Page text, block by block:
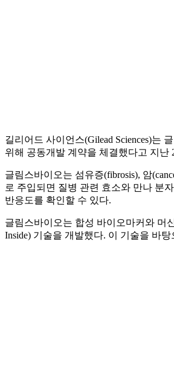
길리어드 사이언스(Gilead Sciences)는
위해 공동개발 계약을 체결했다고 지
글림스바이오는 섬유증(fibrosis), 암
로 주입되면 질병 관련 효소와 만나 분
반응도를 확인할 수 있다.
글림스바이오는 합성 바이오마커와 머
Inside) 기술을 개발했다. 이 기술을 바